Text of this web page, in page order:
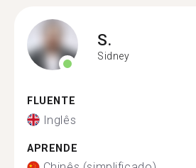
S.
Sidney
FLUENTE
Inglês
APRENDE